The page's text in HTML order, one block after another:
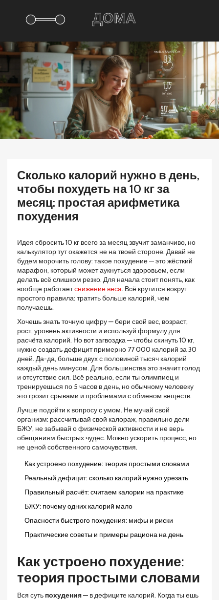
Сколько калорий нужно в день,
чтобы похудеть на 10 кг за
месяц: простая арифметика
похудения
Идея сбросить 10 кг всего за месяц звучит заманчиво, но
калькулятор тут окажется не на твоей стороне. Давай не
будем морочить голову: такое похудение — это жёсткий
марафон, который может аукнуться здоровьем, если
делать всё слишком резко. Для начала стоит понять, как
вообще работаетснижение веса. Всё крутится вокруг
простого правила: тратить больше калорий, чем
получаешь.
Хочешь знать точную цифру — бери свой вес, возраст,
рост, уровень активности и используй формулу для
расчёта калорий. Но вот загвоздка — чтобы скинуть 10 кг,
нужно создать дефицит примерно 77 000 калорий за 30
дней. Да-да, больше двух с половиной тысяч калорий
каждый день минусом. Для большинства это значит голод
и отсутствие сил. Всё реально, если ты олимпиец и
тренируешься по 5 часов в день, но обычному человеку
это грозит срывами и проблемами с обменом веществ.
Лучше подойти к вопросу с умом. Не мучай свой
организм: рассчитывай свой калораж, правильно дели
БЖУ, не забывай о физической активности и не верь
обещаниям быстрых чудес. Можно ускорить процесс, но
не ценой собственного самочувствия.
Как устроено похудение: теория простыми словами
Реальный дефицит: сколько калорий нужно урезать
Правильный расчёт: считаем калории на практике
БЖУ: почему одних калорий мало
Опасности быстрого похудения: мифы и риски
Практические советы и примеры рациона на день
Как устроено похудение:
теория простыми словами
Вся суть похудения— в дефиците калорий. Когда ты ешь